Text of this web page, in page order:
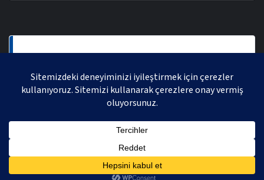
AVRASYA VOLEYBOL LIGI 2021 | AVRASYA SPORTIF FAALIYETLER ORGANIZASYONUDUR,
TÜM HAKLARI SAKLIDIR.